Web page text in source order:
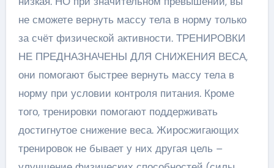
не сможете вернуть массу тела в норму только
за счёт физической активности. ТРЕНИРОВКИ
НЕ ПРЕДНАЗНАЧЕНЫ ДЛЯ СНИЖЕНИЯ ВЕСА,
они помогают быстрее вернуть массу тела в
норму при условии контроля питания. Кроме
того, тренировки помогают поддерживать
достигнутое снижение веса. Жиросжигающих
тренировок не бывает у них другая цель –